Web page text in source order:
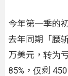
今年第一季的
去年同期「腰
万美元，转为
85%，仅剩